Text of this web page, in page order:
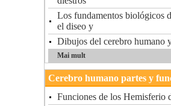
Los fundamentos biológicos
el diseo y
Dibujos del cerebro humano
Mai mult
Cerebro humano partes y
Funciones de los Hemisferio